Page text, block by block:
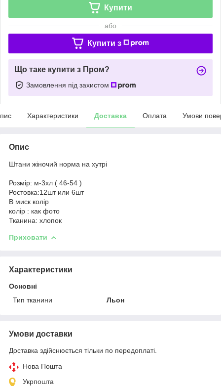
Купити
або
Купити з
Що таке купити з Пром?
Замовлення під захистом
Характеристики Доставка Оплата Умови
Опис
Штани жіночий норма на хутрі
Розмір: м-3хл ( 46-54 )
Ростовка:12шт или 6шт
В миск колір
колір : как фото
Тканина: хлопок
Приховати
Характеристики
Основні
Тип тканини
Льон
Умови доставки
Доставка здійснюється тільки по передоплаті.
Нова Пошта
Укрпошта